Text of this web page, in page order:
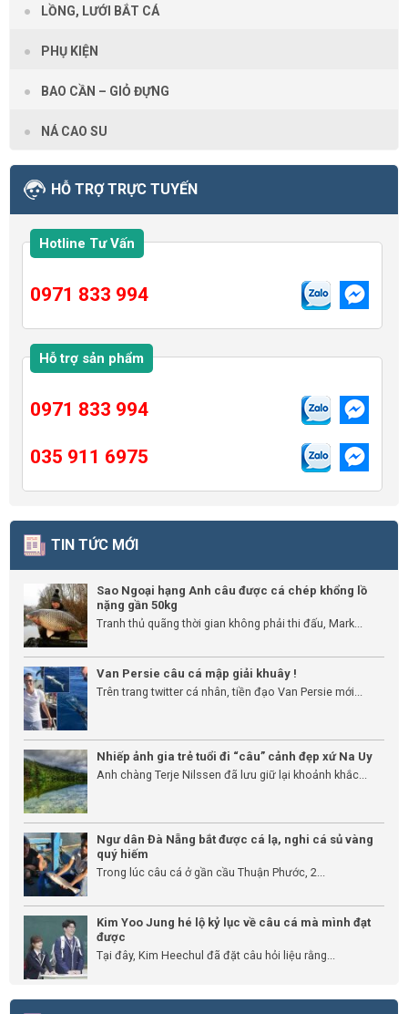
LỒNG, LƯỚI BẮT CÁ
PHỤ KIỆN
BAO CẦN – GIỎ ĐỰNG
NÁ CAO SU
HỖ TRỢ TRỰC TUYẾN
Hotline Tư Vấn
0971 833 994
Hỗ trợ sản phẩm
0971 833 994
035 911 6975
TIN TỨC MỚI
Sao Ngoại hạng Anh câu được cá chép khổng lồ
nặng gần 50kg
Tranh thủ quãng thời gian không phải thi đấu, Mark...
Van Persie câu cá mập giải khuây !
Trên trang twitter cá nhân, tiền đạo Van Persie mới...
Nhiếp ảnh gia trẻ tuổi đi “câu” cảnh đẹp xứ Na Uy
Anh chàng Terje Nilssen đã lưu giữ lại khoảnh khắc...
Ngư dân Đà Nẵng bắt được cá lạ, nghi cá sủ vàng
quý hiếm
Trong lúc câu cá ở gần cầu Thuận Phước, 2...
Kim Yoo Jung hé lộ kỷ lục về câu cá mà mình đạt
được
Tại đây, Kim Heechul đã đặt câu hỏi liệu rằng...